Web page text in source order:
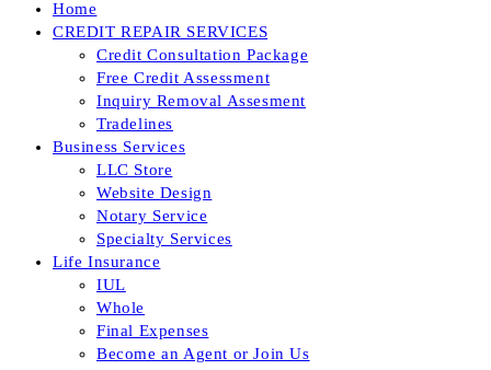
Home
CREDIT REPAIR SERVICES
Credit Consultation Package
Free Credit Assessment
Inquiry Removal Assesment
Tradelines
Business Services
LLC Store
Website Design
Notary Service
Specialty Services
Life Insurance
IUL
Whole
Final Expenses
Become an Agent or Join Us